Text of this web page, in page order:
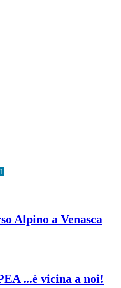
Alpino a Venasca
...è vicina a noi!